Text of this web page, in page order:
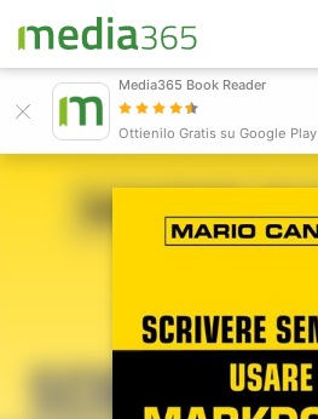
Accedi
Pubblica
Media365 Book Reader
Ottienilo Gratis su Google Play